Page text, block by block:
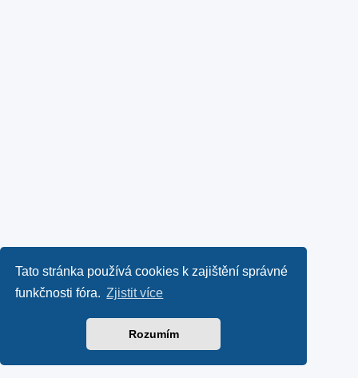
Tato stránka používá cookies k zajištění správné
funkčnosti fóra. Zjistit více
Rozumím